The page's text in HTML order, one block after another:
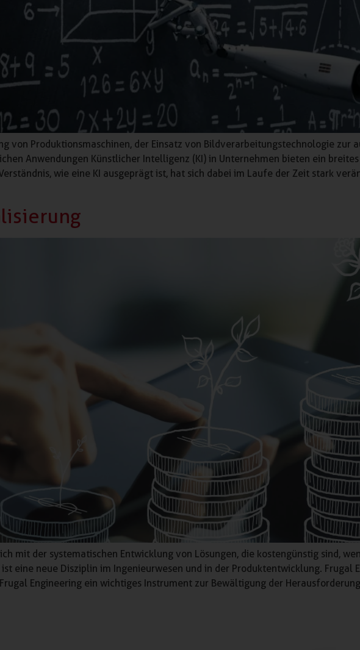
von Produktionsmaschinen, der Einsatz von Bildverarbeitungstechnologie zur
Anwendungen Künstlicher Intelligenz (KI) in Unternehmen bieten ein
wie eine KI ausgeprägt ist, hat sich dabei im Laufe der Zeit stark
mit der systematischen Entwicklung von Lösungen, die kostengünstig sind,
eine neue Disziplin im Ingenieurwesen und in der Produktentwicklung. Frugal
Engineering ein wichtiges Instrument zur Bewältigung der